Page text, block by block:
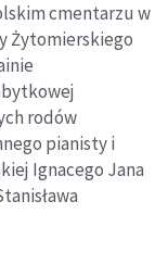
cmentarzu w
Żytomierskiego
rodów
pianisty i
Ignacego Jana